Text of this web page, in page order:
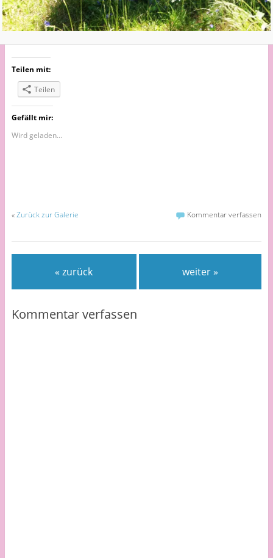
Teilen mit:
Teilen
Gefällt mir:
Wird geladen...
«Zurück zur Galerie Kommentar verfassen
« zurück weiter »
Kommentar verfassen